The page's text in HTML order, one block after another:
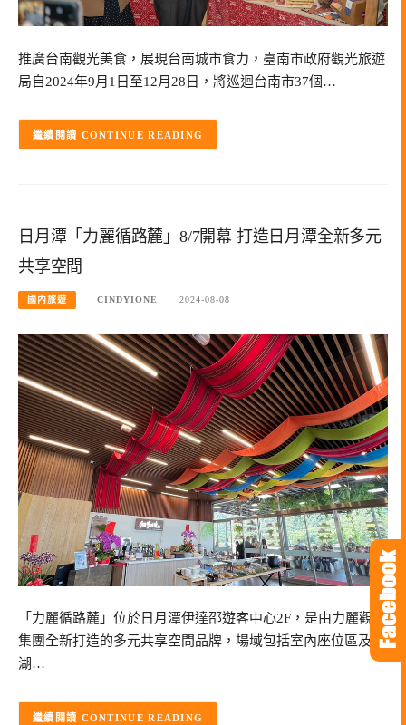
推廣台南觀光美食，展現台南城市食力，臺南市政府觀光旅遊
局自2024年9月1日至12月28日，將巡迴台南市37個…
CONTINUE READING
日月潭「力麗循路麓」8/7開幕 打造日月潭全新多元
共享空間
國內旅遊 CINDYIONE 2024-08-08
「力麗循路麓」位於日月潭伊達邵遊客中心2F，是由力麗觀光
集團全新打造的多元共享空間品牌，場域包括室內座位區及
湖…
CONTINUE READING